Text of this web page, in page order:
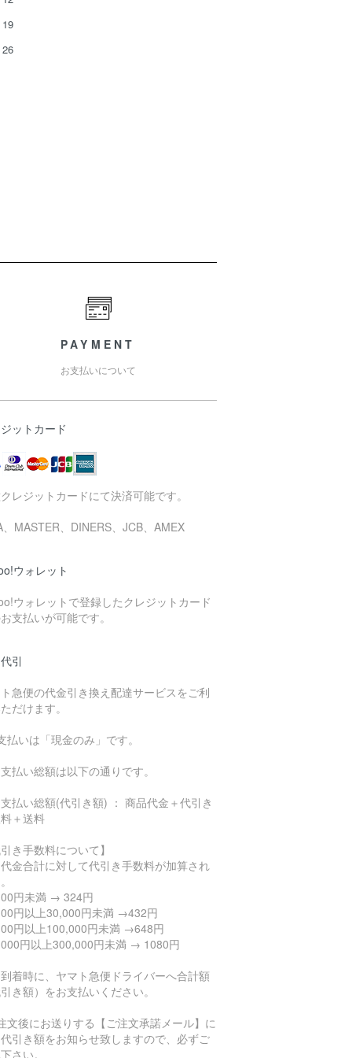
19
26
PAYMENT
お支払いについて
ットカード
レジットカードにて決済可能です。
、MASTER、DINERS、JCB、AMEX
ウォレット
ウォレットで登録したクレジットカード
支払いが可能です。
引
急便の代金引き換え配達サービスをご利
だけます。
払いは「現金のみ」です。
払い総額は以下の通りです。
払い総額(代引き額) ： 商品代金＋代引き
＋送料
引き手数料について】
金合計に対して代引き手数料が加算され
円未満 → 324円
円以上30,000円未満 →432円
円以上100,000円未満 →648円
円以上300,000円未満 → 1080円
着時に、ヤマト急便ドライバーへ合計額
引き額）をお支払いください。
文後にお送りする【ご注文承諾メール】に
引き額をお知らせ致しますので、必ずご
さい。